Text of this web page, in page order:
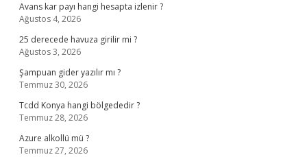
Avans kar payı hangi hesapta izlenir ?
Ağustos 4, 2026
25 derecede havuza girilir mi ?
Ağustos 3, 2026
Şampuan gider yazılır mı ?
Temmuz 30, 2026
Tcdd Konya hangi bölgededir ?
Temmuz 28, 2026
Azure alkollü mü ?
Temmuz 27, 2026